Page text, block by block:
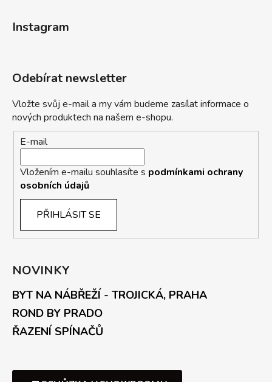
Instagram
Odebírat newsletter
Vložte svůj e-mail a my vám budeme zasílat informace o
nových produktech na našem e-shopu.
E-mail
Vložením e-mailu souhlasíte s podmínkami ochrany
osobních údajů
PŘIHLÁSIT SE
NOVINKY
BYT NA NÁBŘEŽÍ - TROJICKÁ, PRAHA
ROND BY PRADO
ŘAZENÍ SPÍNAČŮ